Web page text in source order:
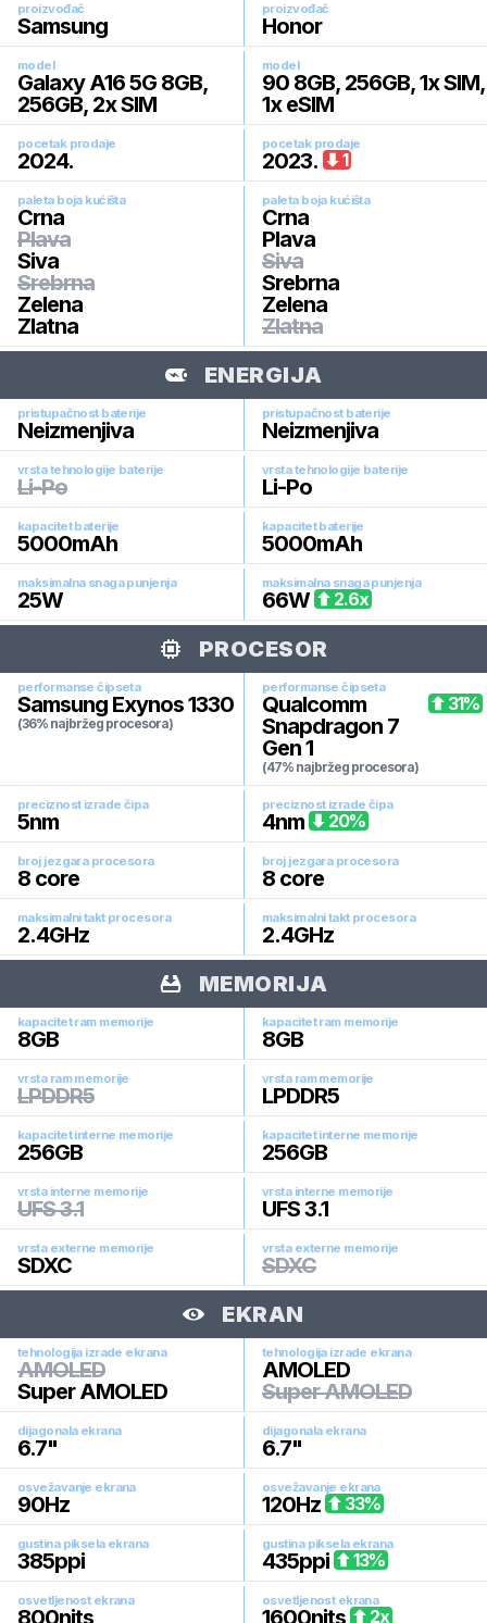
proizvođač
Samsung
proizvođač
Honor
model
Galaxy A16 5G 8GB,
256GB, 2x SIM
model
90 8GB, 256GB, 1x SIM,
1x eSIM
pocetak prodaje
2024.
pocetak prodaje
2023. 1
paleta boja kućišta
Crna
Plava
Siva
Srebrna
Zelena
Zlatna
paleta boja kućišta
Crna
Plava
Siva
Srebrna
Zelena
Zlatna
ENERGIJA
pristupačnost baterije
Neizmenjiva
pristupačnost baterije
Neizmenjiva
vrsta tehnologije baterije
Li-Po
vrsta tehnologije baterije
Li-Po
kapacitet baterije
5000mAh
kapacitet baterije
5000mAh
maksimalna snaga punjenja
25W
maksimalna snaga punjenja
66W 2.6x
PROCESOR
performanse čipseta
Samsung Exynos 1330
(36% najbržeg procesora)
performanse čipseta
Qualcomm
Snapdragon 7
Gen 1
(47% najbržeg procesora)
31%
preciznost izrade čipa
5nm
preciznost izrade čipa
4nm 20%
broj jezgara procesora
8 core
broj jezgara procesora
8 core
maksimalni takt procesora
2.4GHz
maksimalni takt procesora
2.4GHz
MEMORIJA
kapacitet ram memorije
8GB
kapacitet ram memorije
8GB
vrsta ram memorije
LPDDR5
vrsta ram memorije
LPDDR5
kapacitet interne memorije
256GB
kapacitet interne memorije
256GB
vrsta interne memorije
UFS 3.1
vrsta interne memorije
UFS 3.1
vrsta externe memorije
SDXC
vrsta externe memorije
SDXC
EKRAN
tehnologija izrade ekrana
AMOLED
Super AMOLED
tehnologija izrade ekrana
AMOLED
Super AMOLED
dijagonala ekrana
6.7"
dijagonala ekrana
6.7"
osvežavanje ekrana
90Hz
osvežavanje ekrana
120Hz 33%
gustina piksela ekrana
385ppi
gustina piksela ekrana
435ppi 13%
osvetljenost ekrana
800nits
osvetljenost ekrana
1600nits 2x